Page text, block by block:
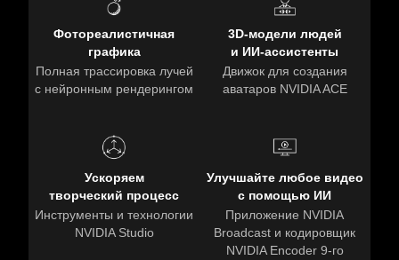
Фотореалистичная
графика
Полная трассировка лучей
с нейронным рендерингом
3D-модели людей
и ИИ-ассистенты
Движок для создания
аватаров NVIDIA ACE
Ускоряем
творческий процесс
Инструменты и технологии
NVIDIA Studio
Улучшайте любое видео
с помощью ИИ
Приложение NVIDIA
Broadcast и кодировщик
NVIDIA Encoder 9-го